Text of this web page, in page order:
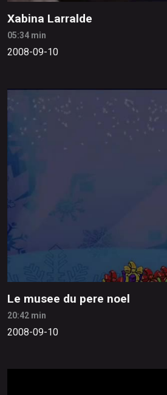
Xabina Larralde
05:34 min
2008-09-10
Le musee du pere noel
20:42 min
2008-09-10